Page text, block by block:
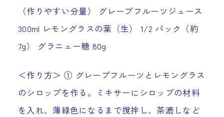
（作りやすい分量） グレープフルーツジュース
300ml レモングラスの葉（生） 1/2 パック（約
7g） グラニュー糖 80g
＜作り方＞ ① グレープフルーツとレモングラス
のシロップを作る。ミキサーにシロップの材料
を入れ、薄緑色になるまで撹拌し、茶漉しなど